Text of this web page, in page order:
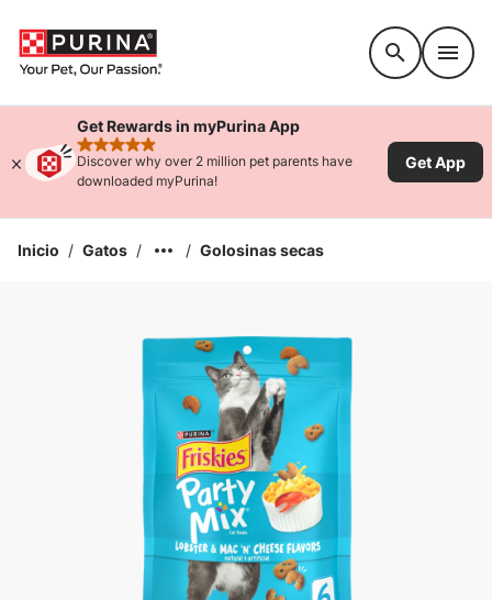
Get Rewards in myPurina App
rated 4.9 stars
Discover why over 2 million pet parents have
downloaded myPurina!
Get App
Inicio / Gatos / / Golosinas secas
Ampliar la Imagen